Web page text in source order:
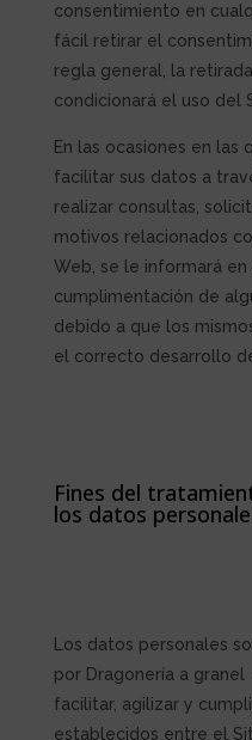
consentimiento en
fácil retirar el
regla general, la
condicionará el uso del
En las ocasiones en las
facilitar sus datos a
realizar consultas,
motivos relacionados
Web, se le informará
cumplimentación de
debido a que los
el correcto desarrollo
Fines del
los datos
Los datos personales
por Dragonería a granel
facilitar, agilizar y
establecidos entre el